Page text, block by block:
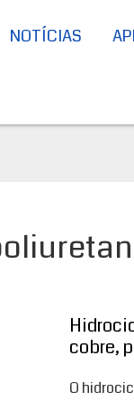
NOTÍCIAS
cobre,
O